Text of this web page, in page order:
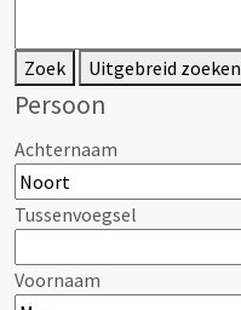
Zoek Uitgebreid zoeken
Persoon
Achternaam
Tussenvoegsel
Voornaam